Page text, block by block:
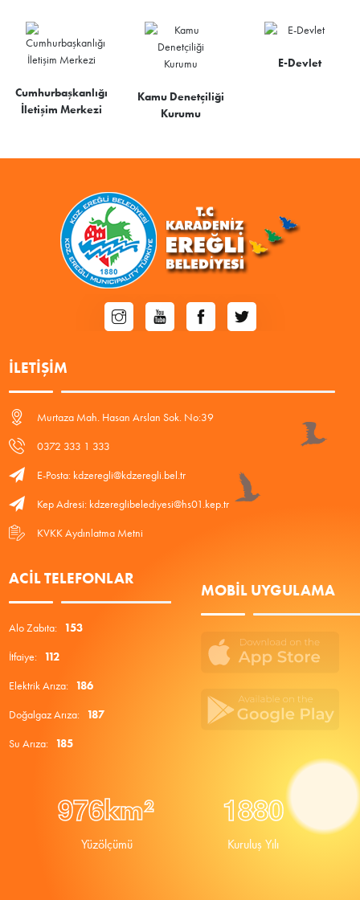
Cumhurbaşkanlığı
İletişim Merkezi
Kamu Denetçiliği
Kurumu
E-Devlet
İLETIŞIM
Murtaza Mah. Hasan Arslan Sok. No:39
0372 333 1 333
E-Posta: kdzeregli@kdzeregli.bel.tr
Kep Adresi: kdzereglibelediyesi@hs01.kep.tr
KVKK Aydınlatma Metni
ACIL TELEFONLAR
Alo Zabıta: 153
İtfaiye: 112
Elektrik Arıza: 186
Doğalgaz Arıza: 187
Su Arıza: 185
MOBIL UYGULAMA
976km²
Yüzölçümü
1880
Kuruluş Yılı